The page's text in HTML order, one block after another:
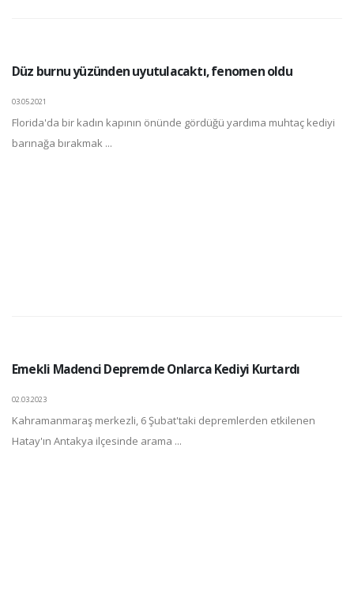
Düz burnu yüzünden uyutulacaktı, fenomen oldu
03.05.2021
Florida'da bir kadın kapının önünde gördüğü yardıma muhtaç kediyi
barınağa bırakmak ...
Emekli Madenci Depremde Onlarca Kediyi Kurtardı
02.03.2023
Kahramanmaraş merkezli, 6 Şubat'taki depremlerden etkilenen
Hatay'ın Antakya ilçesinde arama ...